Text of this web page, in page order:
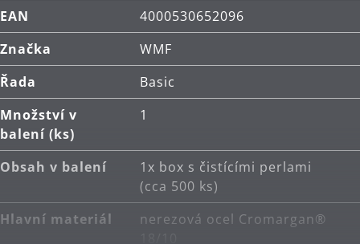
EAN
4000530652096
Značka
WMF
Řada
Basic
Množství v
balení (ks)
1
Obsah v balení
1x box s čistícími perlami
(cca 500 ks)
Hlavní materiál
nerezová ocel Cromargan®